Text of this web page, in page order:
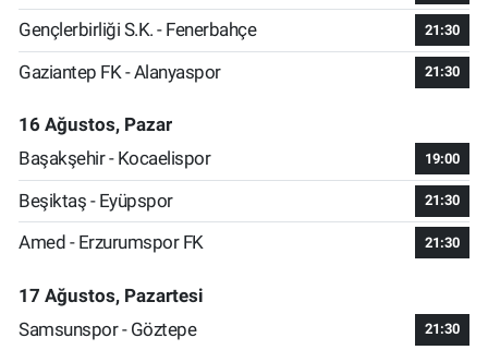
Gençlerbirliği S.K. - Fenerbahçe 21:30
Gaziantep FK - Alanyaspor 21:30
16 Ağustos, Pazar
Başakşehir - Kocaelispor
19:00
Beşiktaş - Eyüpspor 21:30
Amed - Erzurumspor FK 21:30
17 Ağustos, Pazartesi
Samsunspor - Göztepe
21:30